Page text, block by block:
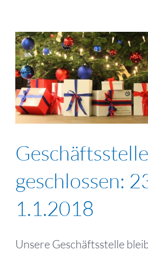
Geschäftsstelle
geschlossen:
1.1.2018
Unsere Geschäftsstelle